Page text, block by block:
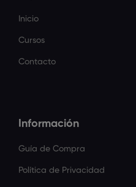
Inicio
Cursos
Contacto
Información
Guía de Compra
Política de Privacidad